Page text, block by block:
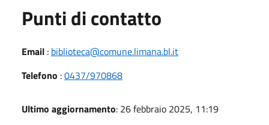
Punti di contatto
Email : biblioteca@comune.limana.bl.it
Telefono :0437/970868
Ultimo aggiornamento: 26 febbraio 2025, 11:19